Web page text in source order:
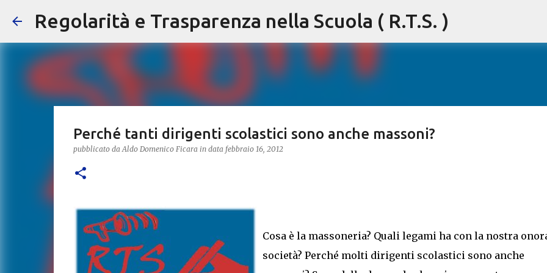
Passa ai contenuti principali
Regolarità e Trasparenza nella Scuola ( R.T.S. )
Perché tanti dirigenti scolastici sono anche massoni?
pubblicato daAldo Domenico Ficara in data febbraio 16, 2012
Cosa è la massoneria? Quali legami ha con la nostra
società? Perché molti dirigenti scolastici sono anche